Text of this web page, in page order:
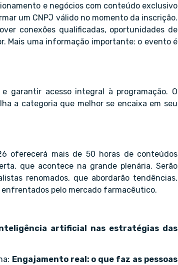
e negócios com conteúdo exclusivo
um CNPJ válido no momento da inscrição.
conexões qualificadas, oportunidades de
Mais uma informação importante: o evento é
garantir acesso integral à programação. O
a categoria que melhor se encaixa em seu
oferecerá mais de 50 horas de conteúdos
que acontece na grande plenária. Serão
renomados, que abordarão tendências,
pelo mercado farmacêutico.
artificial nas estratégias das
Engajamento real: o que faz as pessoas